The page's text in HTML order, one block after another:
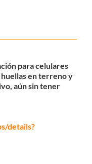
para celulares
en terreno y
aún sin tener
details?